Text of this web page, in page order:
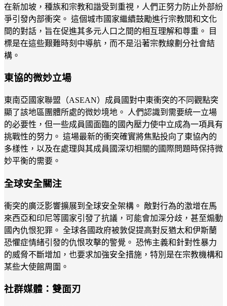
在新加坡，種族和宗教和諧受到重視，人們正努力防止外部紛
爭引發內部衝突。 這個城市國家繼續鼓勵進行宗教間和文化
間的對話，旨在促進其多元人口之間的相互理解和尊重。 目
標是在這些艱難時刻中導航，而不是沿著宗教線劃分社會結
構。
東協的微妙立場
東南亞國家聯盟（ASEAN）成員國對中東衝突的不同觀點突
顯了該地區團體所處的微妙境地。 人們認識到需要統一立場
的必要性，但一些成員國面臨的國內壓力使中立成為一項具有
挑戰性的努力。 這場最新的衝突確實將焦點投向了東協內的
多樣性，以及在處理與其成員國深切相關的國際問題時保持微
妙平衡的需要。
全球安全關注
衝突的廣泛影響擴展到全球安全架構。 敵對行為的激增在馬
來西亞和印尼等國家引發了抗議，可能會加深分歧，甚至煽動
國內仇恨犯罪。 全球各國政府被敦促提高對反猶太和伊斯蘭
恐懼症情緒引發的仇恨攻擊的警覺。 恐怖主義和針對性暴力
的威脅不斷增加，也要求加強安全措施，特別是在宗教機構和
某些大使館周圍。
社群媒體：雙面刃